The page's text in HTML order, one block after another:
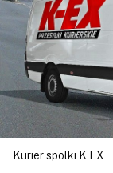
Kurier spolki K EX